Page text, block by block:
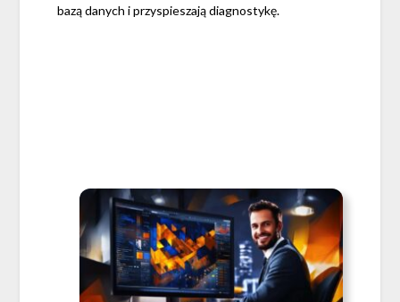
bazą danych i przyspieszają diagnostykę.